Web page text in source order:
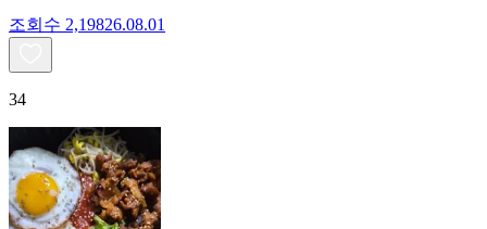
조회수 2,19826.08.01
34